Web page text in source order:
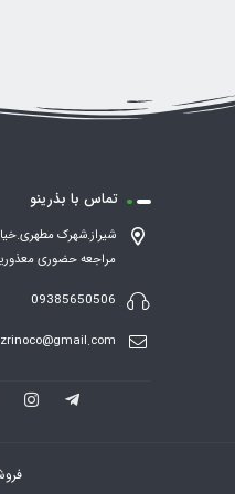
تماس با بذرینو
مراجعه حضوری
09385650506